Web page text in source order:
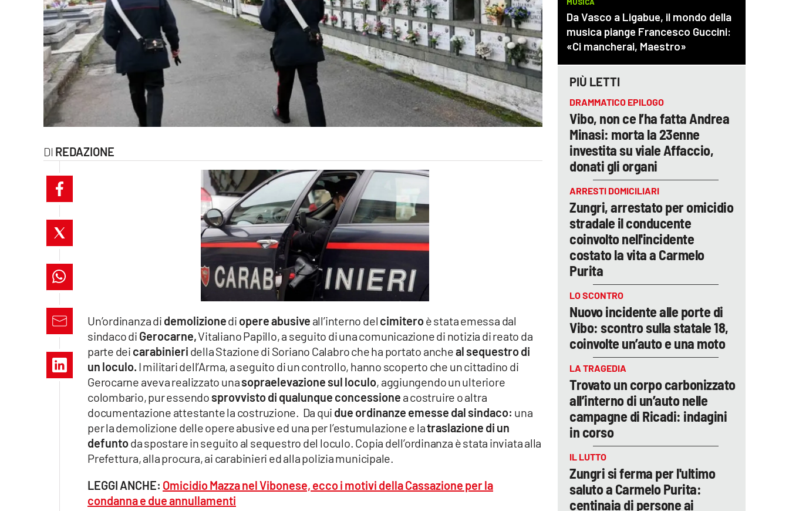
lacitymag.it
cosenzachannel.it
ilvibonese.it
catanzarochannel.it
lacapitalenews.it
Vai
REDAZIONE
Un’ordinanza di demolizionedi opere abusive all’interno del cimiteroè stata emessa dal
sindaco di Gerocarne,Vitaliano Papillo, a seguito di una comunicazione di notizia di reato da
parte dei carabinieri della Stazione di Soriano Calabro che ha portato ancheal sequestro di
un loculo. I militari dell’Arma, a seguito di un controllo, hanno scoperto che un cittadino di
Gerocarne aveva realizzato unasopraelevazione sul loculo, aggiungendo un ulteriore
colombario, pur essendo sprovvisto di qualunque concessione a costruire o altra
documentazione attestante la costruzione. Da qui due ordinanze emesse dal sindaco: una
per la demolizione delle opere abusive ed una per l’estumulazione e latraslazione di un
defuntoda spostare in seguito al sequestro del loculo. Copia dell’ordinanza è stata inviata alla
Prefettura, alla procura, ai carabinieri ed alla polizia municipale.
LEGGI ANCHE: Omicidio Mazza nel Vibonese, ecco i motivi della Cassazione per la
condanna e due annullamenti
PIÙ LETTI
DRAMMATICO EPILOGO
Vibo, non ce l’ha fatta Andrea
Minasi: morta la 23enne
investita su viale Affaccio,
donati gli organi
ARRESTI DOMICILIARI
Zungri, arrestato per omicidio
stradale il conducente
coinvolto nell'incidente
costato la vita a Carmelo
Purita
LO SCONTRO
Nuovo incidente alle porte di
Vibo: scontro sulla statale 18,
coinvolte un’auto e una moto
LA TRAGEDIA
Trovato un corpo carbonizzato
all’interno di un’auto nelle
campagne di Ricadi: indagini
in corso
IL LUTTO
Zungri si ferma per l'ultimo
saluto a Carmelo Purita:
centinaia di persone ai